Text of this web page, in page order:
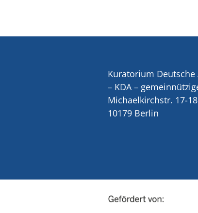
Kuratorium
– KDA –
Michaelkirchstr. 17-18
10179 Berlin